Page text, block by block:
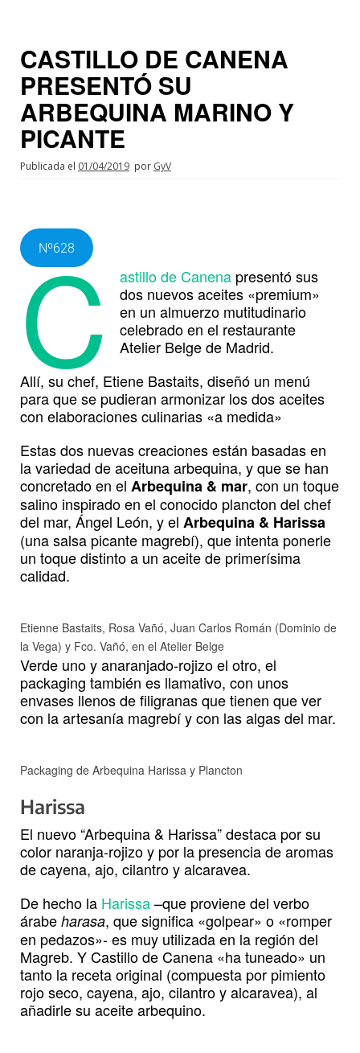
CASTILLO DE CANENA
PRESENTÓ SU
ARBEQUINA MARINO Y
PICANTE
Publicada el 01/04/2019 por GyV
Nº628
C astillo de Canena presentó sus
dos nuevos aceites «premium»
en un almuerzo mutitudinario
celebrado en el restaurante
Atelier Belge de Madrid.
Allí, su chef, Etiene Bastaits, diseñó un menú
para que se pudieran armonizar los dos aceites
con elaboraciones culinarias «a medida»
Estas dos nuevas creaciones están basadas en
la variedad de aceituna arbequina, y que se han
concretado en el Arbequina & mar, con un toque
salino inspirado en el conocido plancton del chef
del mar, Ángel León, y el Arbequina & Harissa
(una salsa picante magrebí), que intenta ponerle
un toque distinto a un aceite de primerísima
calidad.
Etienne Bastaits, Rosa Vañó, Juan Carlos Román (Dominio de
la Vega) y Fco. Vañó, en el Atelier Belge
Verde uno y anaranjado-rojizo el otro, el
packaging también es llamativo, con unos
envases llenos de filigranas que tienen que ver
con la artesanía magrebí y con las algas del mar.
Packaging de Arbequina Harissa y Plancton
Harissa
El nuevo “Arbequina & Harissa” destaca por su
color naranja-rojizo y por la presencia de aromas
de cayena, ajo, cilantro y alcaravea.
De hecho la Harissa–que proviene del verbo
árabe harasa, que significa «golpear» o «romper
en pedazos»- es muy utilizada en la región del
Magreb. Y Castillo de Canena «ha tuneado» un
tanto la receta original (compuesta por pimiento
rojo seco, cayena, ajo, cilantro y alcaravea), al
añadirle su aceite arbequino.